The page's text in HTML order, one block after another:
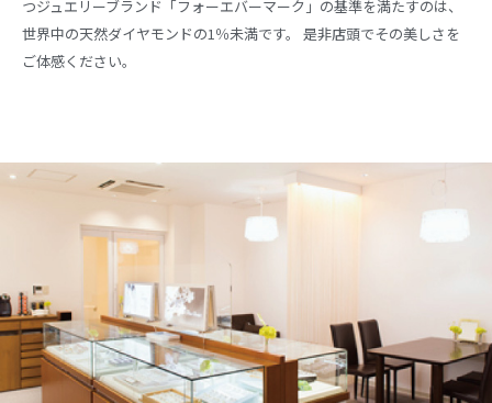
つジュエリーブランド「フォーエバーマーク」の基準を満たすのは、
世界中の天然ダイヤモンドの1％未満です。 是非店頭でその美しさを
ご体感ください。